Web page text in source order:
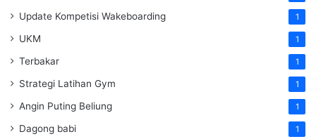
Update Kompetisi Wakeboarding 1
UKM 1
Terbakar 1
Strategi Latihan Gym 1
Angin Puting Beliung 1
Dagong babi 1